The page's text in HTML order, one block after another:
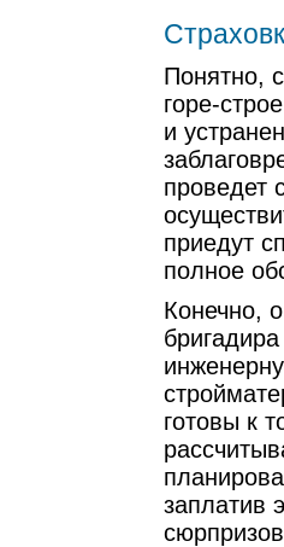
Понятно,
горе-
и
проведет
приедут
полное
Конечно,
готовы к
заплатив